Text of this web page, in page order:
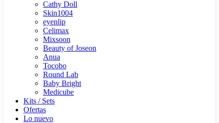
Cathy Doll
Skin1004
eyenlip
Celimax
Mixsoon
Beauty of Joseon
Anua
Tocobo
Round Lab
Baby Bright
Medicube
Kits / Sets
Ofertas
Lo nuevo